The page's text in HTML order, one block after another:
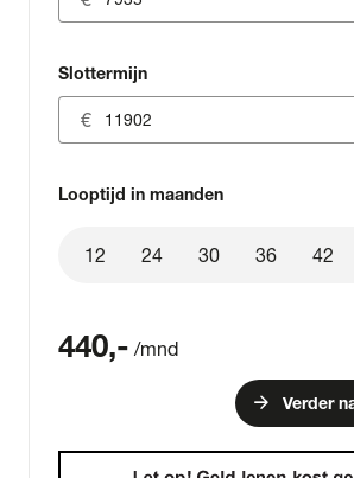
Slottermijn
Looptijd in maanden
12 24 30 36 42
440,- /mnd
arrow_forward Verder